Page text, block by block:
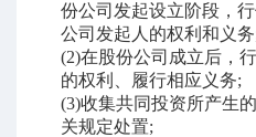
份公司发起设立阶段，
公司发起人的权利和义务
(2)在股份公司成立后，
的权利、履行相应义务;
(3)收集共同投资所产生
关规定处置;